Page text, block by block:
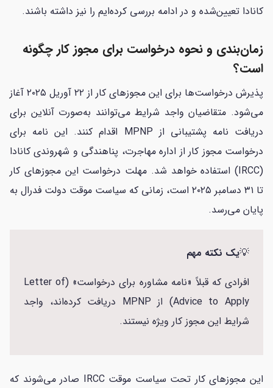
کانادا تعیین‌شده و در ادامه بررسی کرده‌ایم را نیز داشته باشند.
زمان‌بندی و نحوه درخواست برای مجوز کار چگونه
است؟
پذیرش درخواست‌ها برای این مجوزهای کار از ۲۲ آوریل ۲۰۲۵ آغاز
می‌شود. متقاضیان واجد شرایط می‌توانند به‌صورت آنلاین برای
دریافت نامه پشتیبانی از MPNP اقدام کنند. این نامه برای
درخواست مجوز کار از اداره مهاجرت، پناهندگی و شهروندی کانادا
(IRCC) استفاده خواهد شد. مهلت درخواست این مجوزهای کار
تا ۳۱ دسامبر ۲۰۲۵ است، زمانی که سیاست موقت دولت فدرال به
پایان می‌رسد.
💡یک نکته مهم
افرادی که قبلاً «نامه مشاوره برای درخواست» (Letter of
Advice to Apply) از MPNP دریافت کرده‌اند، واجد
شرایط این مجوز کار ویژه نیستند.
این مجوزهای کار تحت سیاست موقت IRCC صادر می‌شوند که